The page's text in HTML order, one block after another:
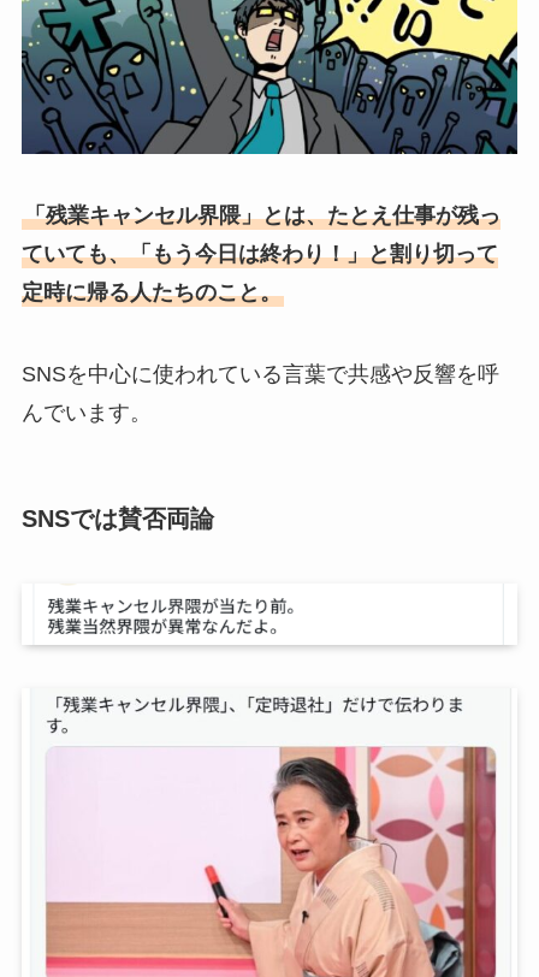
「残業キャンセル界隈」とは、たとえ仕事が残っ
ていても、「もう今日は終わり！」と割り切って
定時に帰る人たちのこと。
SNSを中心に使われている言葉で共感や反響を呼
んでいます。
SNSでは賛否両論